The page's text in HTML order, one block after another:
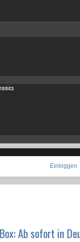
Einloggen
Ab sofort in